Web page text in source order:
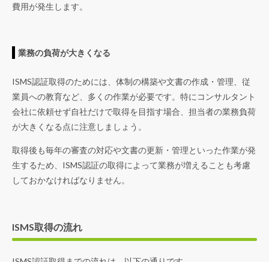
費用が発生します。
業務の負荷が大きくなる
ISMS認証取得のためには、体制の構築や文書の作成・管理、従
業員への教育など、多くの作業が必要です。特にコンサルタント
会社に依頼せず自社だけで取得を目指す場合、担当者の業務負荷
が大きくなる点に注意しましょう。
取得後も毎年の審査の対応や文書の更新・管理といった作業が発
生するため、ISMS認証の取得によって業務が増えることも考慮
しておかなければなりません。
ISMS取得の流れ